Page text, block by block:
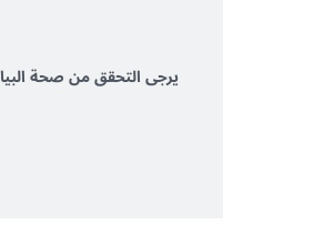
يرجى التحقق من صحة